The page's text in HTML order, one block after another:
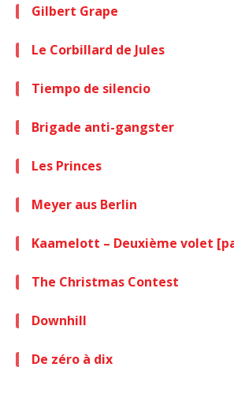
Gilbert Grape
Le Corbillard de Jules
Tiempo de silencio
Brigade anti-gangster
Les Princes
Meyer aus Berlin
Kaamelott – Deuxième volet
The Christmas Contest
Downhill
De zéro à dix